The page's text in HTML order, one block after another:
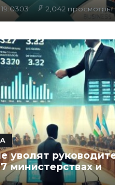
2,042 просмотры
уволят
министерствах и